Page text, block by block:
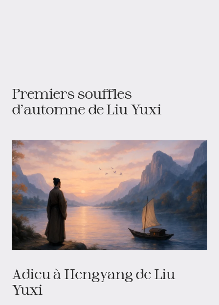
Premiers souffles
d'automne de Liu Yuxi
Adieu à Hengyang de Liu
Yuxi